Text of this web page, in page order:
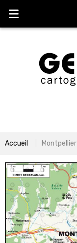
Accueil Montpellier